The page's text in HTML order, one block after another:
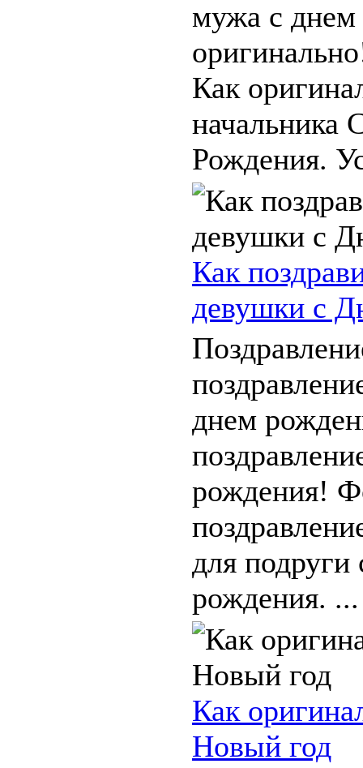
мужа с днем
Как
начальника
Рождения.
Как
девушки с
днем
рождения!
для подруги
рождения. ...
Как
Новый год